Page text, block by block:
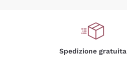
Spedizione gratuita